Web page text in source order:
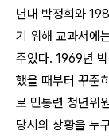
년대 박정희와
기 위해 교과서에
주었다. 1969년
했을 때부터 꾸준
로 민통련 청년위
당시의 상황을 누